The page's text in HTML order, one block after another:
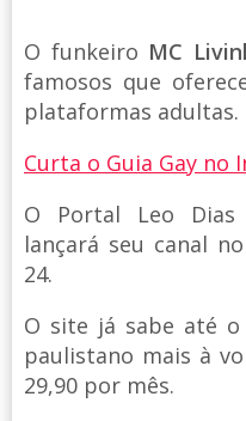
O funkeiro MC
famosos que
plataformas adultas.
Curta o Guia Gay no
O Portal Leo
lançará seu canal
24.
O site já sabe até
paulistano mais à
29,90 por mês.